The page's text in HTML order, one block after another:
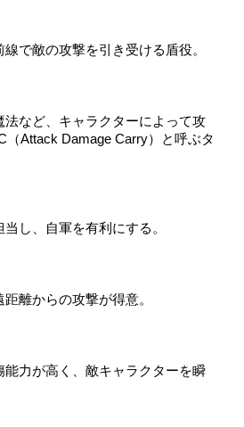
で敵の攻撃を引き受ける盾役。
法など、キャラクターによって攻
（Attack Damage Carry）と呼ぶタ
し、自軍を有利にする。
離からの攻撃が得意。
能力が高く、敵キャラクターを瞬